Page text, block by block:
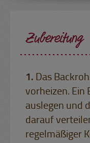
Zubereitung
Das
vorheizen. Ein
auslegen und
darauf
regelmäßiger